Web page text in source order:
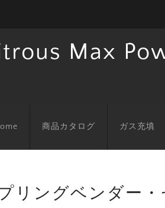
Max
商品カタログ ガス充填
リングベンダー・